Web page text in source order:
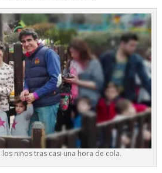
niños tras casi una hora de cola.